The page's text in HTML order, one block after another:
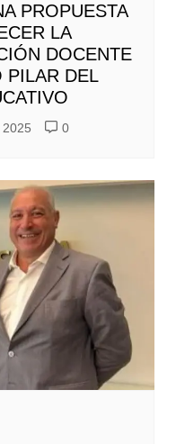
PROPUESTA
LA
DOCENTE
PILAR DEL
0